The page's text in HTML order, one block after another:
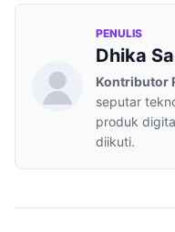
PENULIS
Dhika
Kontributor
seputar
produk
diikuti.